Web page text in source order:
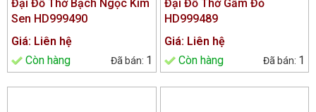
Đại Đồ Thờ Bạch Ngọc Kim
Sen HD999490
Giá: Liên hệ
Còn hàng
1
Đại Đồ Thờ Gấm Đỏ
HD999489
Giá: Liên hệ
Còn hàng
1